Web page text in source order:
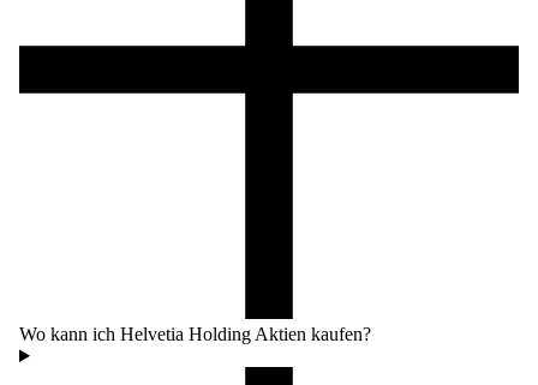
Wo kann ich Helvetia Holding Aktien kaufen?